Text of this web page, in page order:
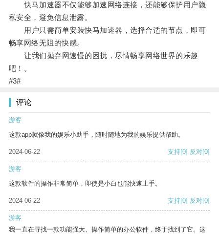
快马加速器不仅能够加速网络连接，还能够保护用户隐
私安全，避免信息泄露。
用户只需简单安装快马加速器，选择合适的节点，即可
畅享网络无阻的快感。
让我们抛弃网速慢的困扰，尽情畅享网络世界的乐趣
吧！。
#3#
评论
游客
这款app就像我的娱乐小助手，随时随地为我的娱乐提供帮助。
2024-06-22 支持[0] 反对[0]
游客
这款软件的操作非常简单，即使是小白也能快速上手。
2024-06-22 支持[0] 反对[0]
游客
我一直在寻找一款功能强大、操作简单的办公软件，终于找到了它。这